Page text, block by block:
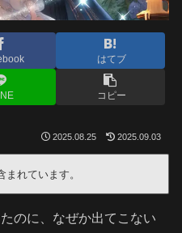
はてブ
コピー
2025.08.25 2025.09.03
れています。
のに、なぜか出てこない